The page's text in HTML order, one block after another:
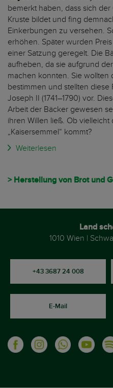
bemerkt haben, dass sich
Kruste bildet und fing
Einkerbungen zu versehen.
erhöhen. Später wurden
einer Satzung geregelt. Die
aufheben, da sie aufgrund
machen konnten. Sie wollten
bestimmen und stellten
Joseph II (1741–1790) vor.
Arbeit der Bäcker gewesen
ihren Willen ließ. Ob
„Kaisersemmel“ kommt?
Weiterlesen
> Herstellung von Brot und
Land
1010 Wien |
+43 3687 24 008
E-Mail